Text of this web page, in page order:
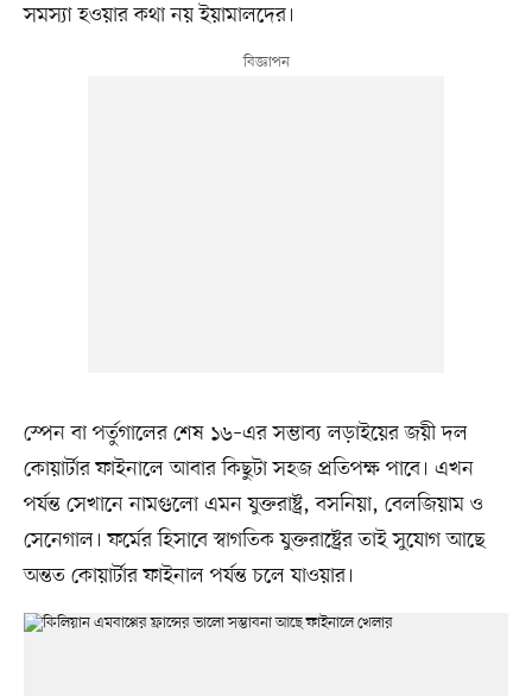
সমস্যা হওয়ার কথা নয় ইয়ামালদের।
স্পেন বা পর্তুগালের শেষ ১৬–এর সম্ভাব্য লড়াইয়ের জয়ী দল
কোয়ার্টার ফাইনালে আবার কিছুটা সহজ প্রতিপক্ষ পাবে। এখন
পর্যন্ত সেখানে নামগুলো এমন যুক্তরাষ্ট্র, বসনিয়া, বেলজিয়াম ও
সেনেগাল। ফর্মের হিসাবে স্বাগতিক যুক্তরাষ্ট্রের তাই সুযোগ আছে
অন্তত কোয়ার্টার ফাইনাল পর্যন্ত চলে যাওয়ার।